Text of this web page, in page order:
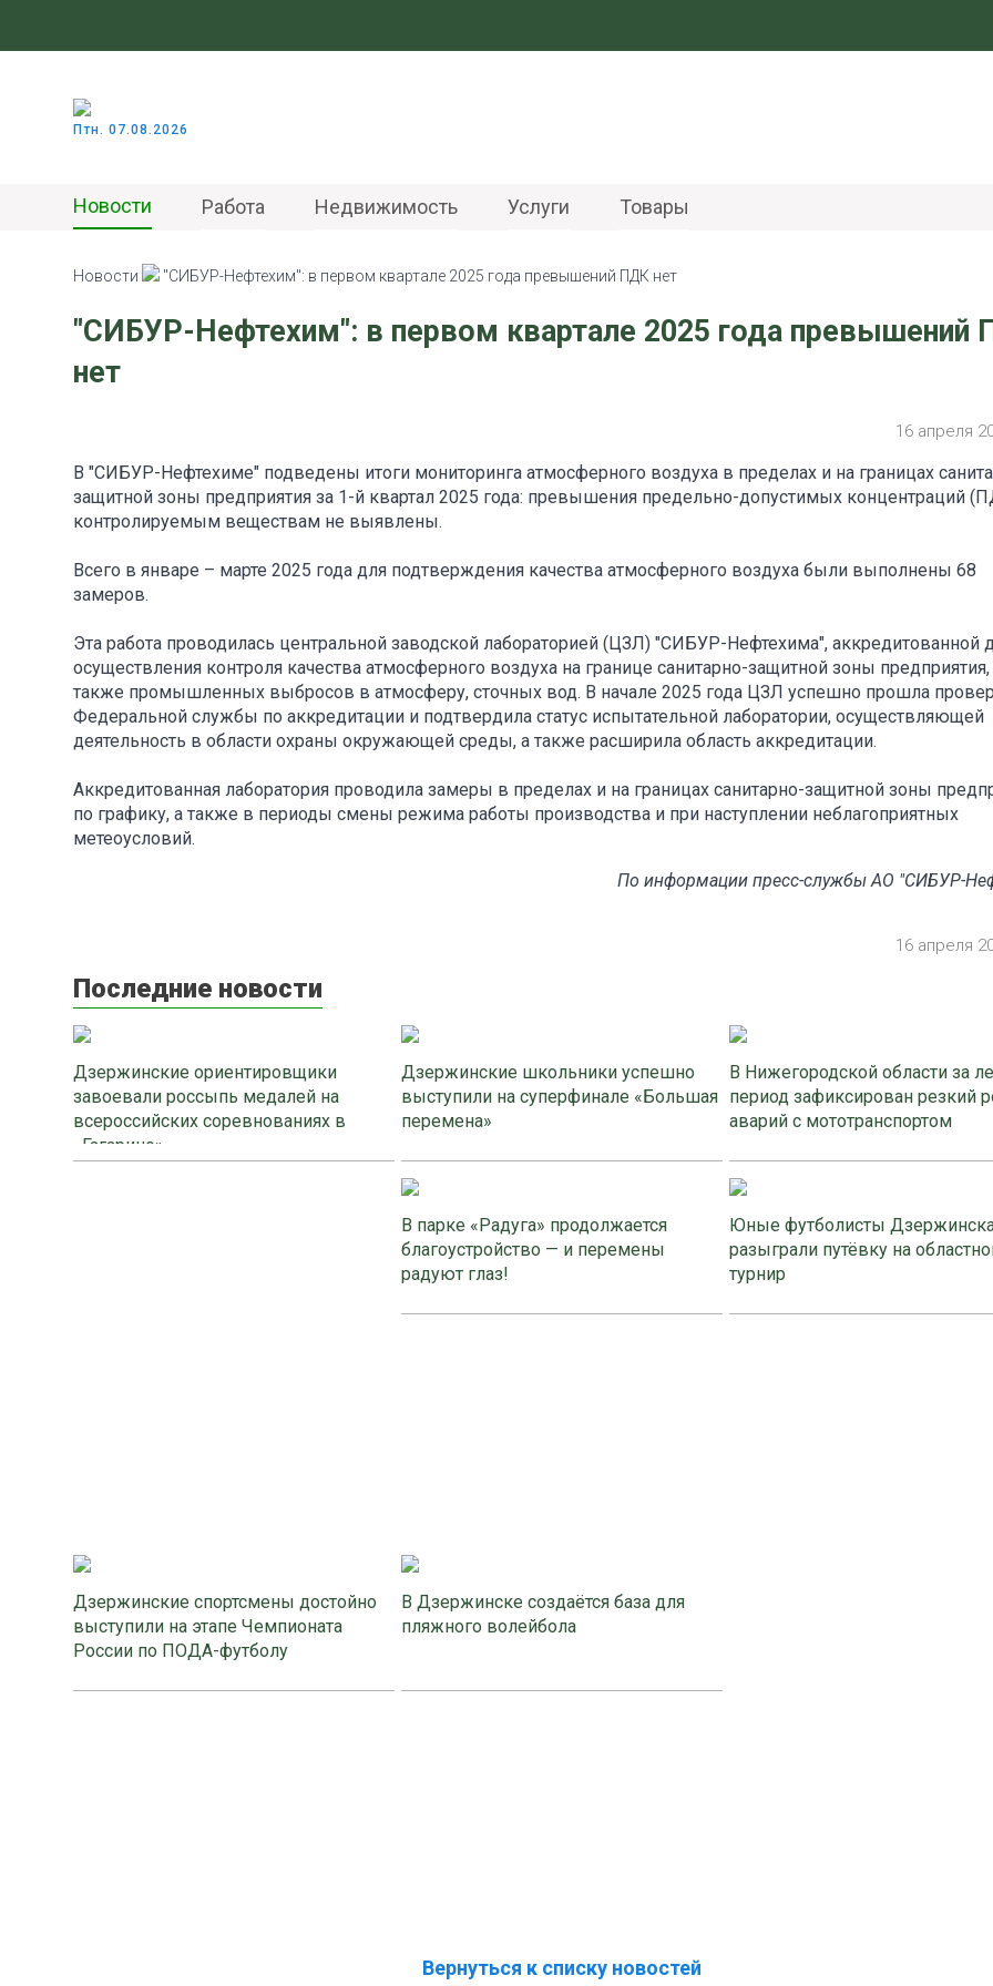
Птн. 07.08.2026
Новости Работа Недвижимость Услуги Товары
Новости "СИБУР-Нефтехим": в первом квартале 2025 года превышений ПДК нет
"СИБУР-Нефтехим": в первом квартале 2025 года превышений
нет
16 апреля
В "СИБУР-Нефтехиме" подведены итоги мониторинга атмосферного воздуха в пределах и на границах
защитной зоны предприятия за 1-й квартал 2025 года: превышения предельно-допустимых концентраций
контролируемым веществам не выявлены.
Всего в январе – марте 2025 года для подтверждения качества атмосферного воздуха были выполнены 68
замеров.
Эта работа проводилась центральной заводской лабораторией (ЦЗЛ) "СИБУР-Нефтехима", аккредитованной
осуществления контроля качества атмосферного воздуха на границе санитарно-защитной зоны предприятия,
также промышленных выбросов в атмосферу, сточных вод. В начале 2025 года ЦЗЛ успешно прошла
Федеральной службы по аккредитации и подтвердила статус испытательной лаборатории, осуществляющей
деятельность в области охраны окружающей среды, а также расширила область аккредитации.
Аккредитованная лаборатория проводила замеры в пределах и на границах санитарно-защитной зоны
по графику, а также в периоды смены режима работы производства и при наступлении неблагоприятных
метеоусловий.
По информации пресс-службы АО "СИБУР-
16 апреля
Последние новости
Дзержинские ориентировщики
завоевали россыпь медалей на
всероссийских соревнованиях в
«Гагарино»
Дзержинские школьники успешно
выступили на суперфинале «Большая
перемена»
В Нижегородской области за
период зафиксирован резкий
аварий с мототранспортом
В парке «Радуга» продолжается
благоустройство — и перемены
радуют глаз!
Юные футболисты
разыграли путёвку на
турнир
Дзержинские спортсмены достойно
выступили на этапе Чемпионата
России по ПОДА-футболу
В Дзержинске создаётся база для
пляжного волейбола
Вернуться к списку новостей